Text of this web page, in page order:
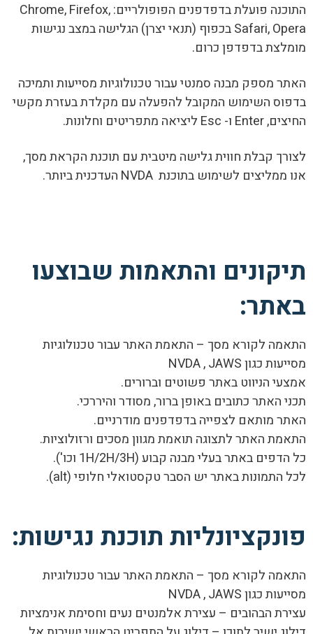
התוכנה פועלת בדפדפנים הפופולריים: Chrome, Firefox,
Safari, Opera בכפוף (תנאי יצרן) הגלישה במצב נגישות
מומלצת בדפדפן כרום.
האתר מספק מבנה סמנטי עבור טכנולוגיות מסייעות ותמיכה
בדפוס השימוש המקובל להפעלה עם מקלדת בעזרת מקשי
החיצים, Enter ו- Esc ליציאה מתפריטים וחלונות.
לצורך קבלת חווית גלישה מיטבית עם תוכנת הקראת מסך,
אנו ממליצים לשימוש בתוכנת NVDA העדכנית ביותר.
תיקונים והתאמות שבוצעו
באתר:
התאמה לקורא מסך – התאמת האתר עבור טכנולוגיות
מסייעות כגון NVDA , JAWS
אמצעי הניווט באתר פשוטים וברורים.
תכני האתר כתובים באופן ברור, מסודר והיררכי.
האתר מותאם לצפייה בדפדפנים מודרניים.
התאמת האתר לתצוגה תואמת מגוון מסכים ורזולוציות.
כל הדפים באתר בעלי מבנה קבוע (1H/2H/3H וכו').
לכל התמונות באתר יש הסבר טקסטואלי חלופי (alt).
פונקציונליות תוכנת נגישות:
התאמה לקורא מסך – התאמת האתר עבור טכנולוגיות
מסייעות כגון NVDA , JAWS
עצירת הבהובים – עצירת אלמנטים נעים וחסימת אנימציות